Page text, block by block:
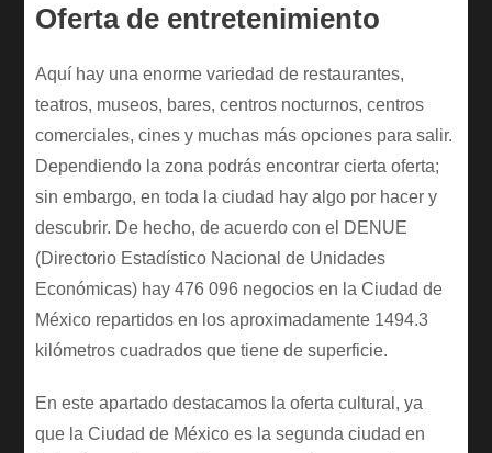
Oferta de entretenimiento
Aquí hay una enorme variedad de restaurantes,
teatros, museos, bares, centros nocturnos, centros
comerciales, cines y muchas más opciones para salir.
Dependiendo la zona podrás encontrar cierta oferta;
sin embargo, en toda la ciudad hay algo por hacer y
descubrir. De hecho, de acuerdo con el DENUE
(Directorio Estadístico Nacional de Unidades
Económicas) hay 476 096 negocios en la Ciudad de
México repartidos en los aproximadamente 1494.3
kilómetros cuadrados que tiene de superficie.
En este apartado destacamos la oferta cultural, ya
que la Ciudad de México es la segunda ciudad en